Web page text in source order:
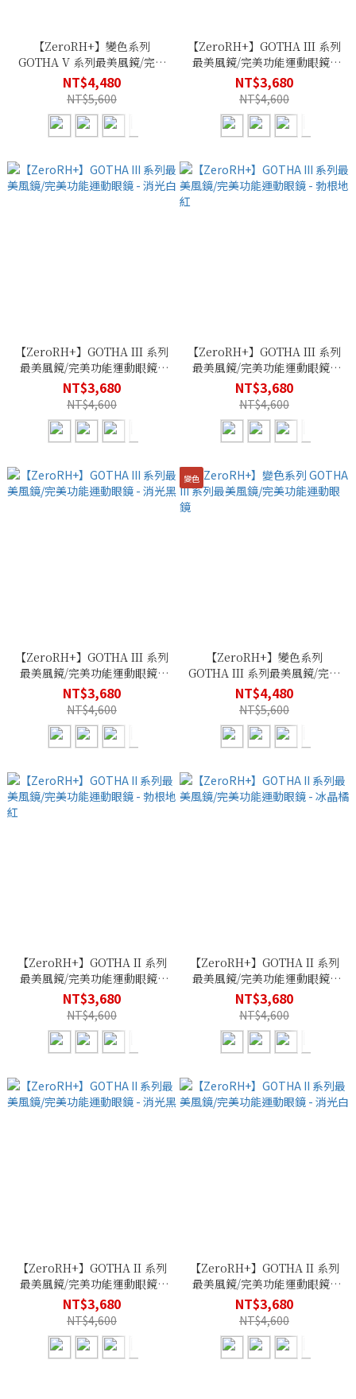
【ZeroRH+】變色系列
GOTHA V 系列最美風鏡/完美
功能運動眼鏡
NT$4,480
NT$5,600
【ZeroRH+】GOTHA III 系列
最美風鏡/完美功能運動眼鏡 -
湛藍
NT$3,680
NT$4,600
【ZeroRH+】GOTHA III 系列
最美風鏡/完美功能運動眼鏡 -
消光白
NT$3,680
NT$4,600
【ZeroRH+】GOTHA III 系列
最美風鏡/完美功能運動眼鏡 -
勃根地紅
NT$3,680
NT$4,600
【ZeroRH+】GOTHA III 系列
最美風鏡/完美功能運動眼鏡 -
消光黑
NT$3,680
NT$4,600
變色
【ZeroRH+】變色系列
GOTHA III 系列最美風鏡/完美
功能運動眼鏡
NT$4,480
NT$5,600
【ZeroRH+】GOTHA II 系列
最美風鏡/完美功能運動眼鏡 -
勃根地紅
NT$3,680
NT$4,600
【ZeroRH+】GOTHA II 系列
最美風鏡/完美功能運動眼鏡 -
冰晶橘
NT$3,680
NT$4,600
【ZeroRH+】GOTHA II 系列
最美風鏡/完美功能運動眼鏡 -
消光黑
NT$3,680
NT$4,600
【ZeroRH+】GOTHA II 系列
最美風鏡/完美功能運動眼鏡 -
消光白
NT$3,680
NT$4,600